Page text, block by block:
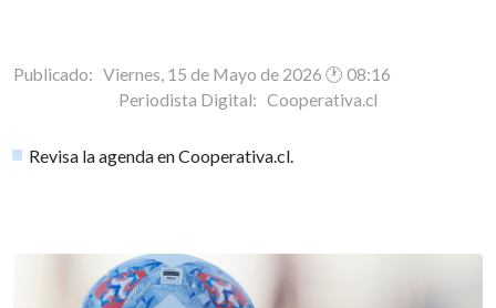
Publicado: Viernes, 15 de Mayo de 2026 🕐 08:16
Periodista Digital: Cooperativa.cl
Revisa la agenda en Cooperativa.cl.